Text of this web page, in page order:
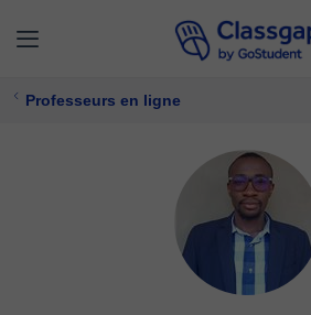
Professeurs en ligne